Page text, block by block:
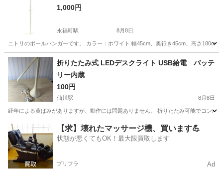
1,000円
永福町駅 8月8日
ニトリのポールハンガーです。 カラー：ホワイト 幅45cm、奥行き45cm、高さ
東京 杉並区 永福町駅 収納家具
折りたたみ式 LEDデスクライト USB給電 バッテ
リー内蔵
100円
仙川駅 8月8日
経年による黄ばみがありますが、動作には問題ありません。 折りたたみ可能でコン
東京 調布市 仙川駅 照明器具
【求】壊れたマッサージ機、買います💪
状態が悪くてもOK！最大限買取します
プリフラ Ad